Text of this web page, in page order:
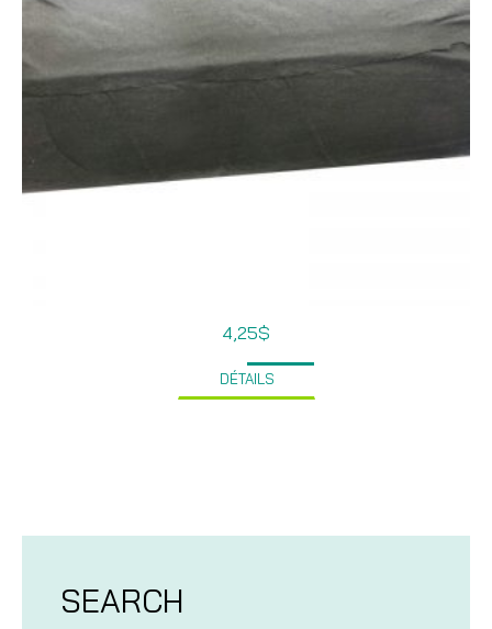
4,25$
DÉTAILS
SEARCH